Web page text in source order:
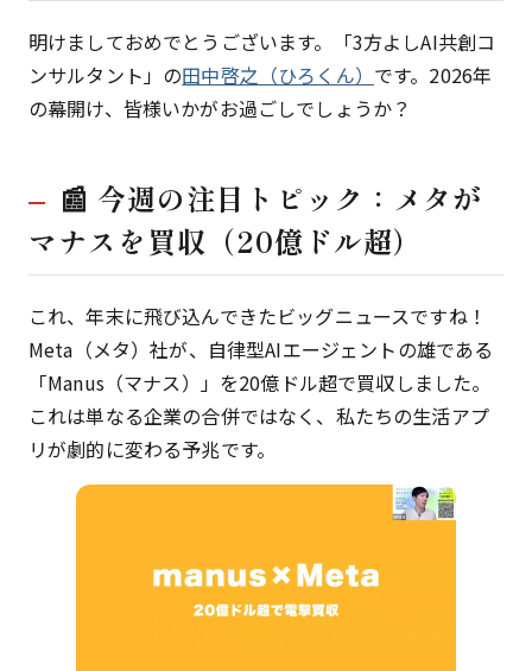
明けましておめでとうございます。「3方よしAI共創コ
ンサルタント」の田中啓之（ひろくん） です。2026年
の幕開け、皆様いかがお過ごしでしょうか？
📰 今週の注目トピック：メタが
マナスを買収（20億ドル超）
これ、年末に飛び込んできたビッグニュースですね！
Meta（メタ）社が、自律型AIエージェントの雄である
「Manus（マナス）」を20億ドル超で買収しました。
これは単なる企業の合併ではなく、私たちの生活アプ
リが劇的に変わる予兆です。